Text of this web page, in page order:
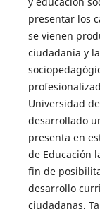
presentar los
se vienen
ciudadanía y
Universidad
desarrollado
presenta en
de Educación
fin de
desarrollo
ciudadanas.